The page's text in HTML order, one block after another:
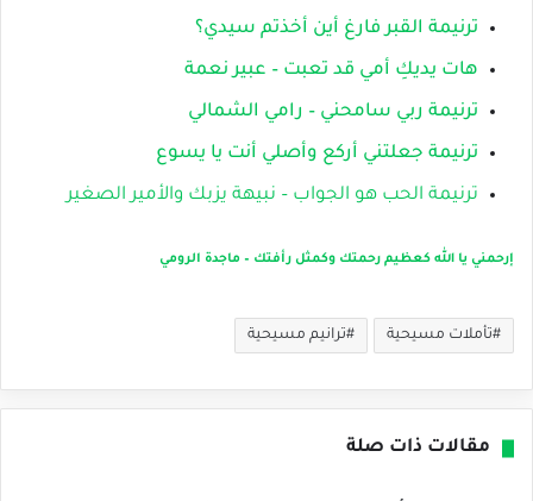
ترنيمة القبر فارغ أين أخذتم سيدي؟
هات يديكِ أمي قد تعبت – عبير نعمة
ترنيمة ربي سامحني – رامي الشمالي
ترنيمة جعلتني أركع وأصلي أنت يا يسوع
ترنيمة الحب هو الجواب – نبيهة يزبك والأمير الصغير
إرحمني يا الله كعظيم رحمتك وكمثل رأفتك – ماجدة الرومي
تأملات مسيحية ترانيم مسيحية
مقالات ذات صلة